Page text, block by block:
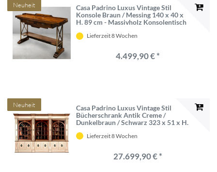
Neuheit
Casa Padrino Luxus Vintage Stil
Konsole Braun / Messing 140 x 40 x
H. 89 cm - Massivholz Konsolentisch
- Vintage Stil Möbel - Luxus Möbel
Lieferzeit 8 Wochen
4.499,90 € *
Neuheit
Casa Padrino Luxus Vintage Stil
Bücherschrank Antik Creme /
Dunkelbraun / Schwarz 323 x 51 x H.
Schrank - Massivholz Möbel -
Lieferzeit 8 Wochen
27.699,90 € *